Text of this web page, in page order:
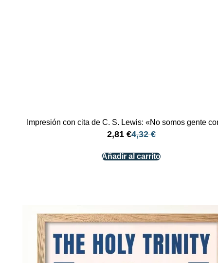
Impresión con cita de C. S. Lewis: «No somos gente
4,32€
2,81 €
Añadir al carrito